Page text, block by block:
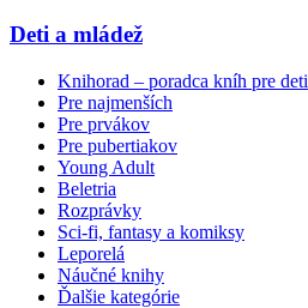
Deti a mládež
Knihorad – poradca kníh pre deti
Pre najmenších
Pre prvákov
Pre pubertiakov
Young Adult
Beletria
Rozprávky
Sci-fi, fantasy a komiksy
Leporelá
Náučné knihy
Ďalšie kategórie